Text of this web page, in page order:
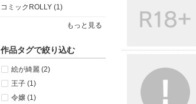
コミックROLLY (1)
もっと見る
作品タグで絞り込む
絵が綺麗 (2)
王子 (1)
令嬢 (1)